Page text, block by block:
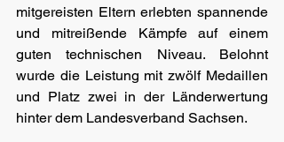
mitgereisten Eltern erlebten spannende
und mitreißende Kämpfe auf einem
guten technischen Niveau. Belohnt
wurde die Leistung mit zwölf Medaillen
und Platz zwei in der Länderwertung
hinter dem Landesverband Sachsen.